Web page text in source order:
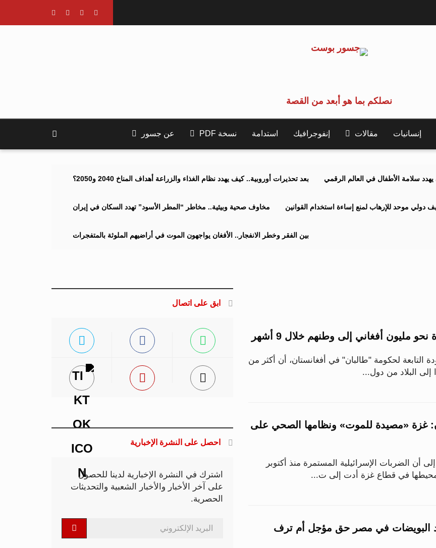
نصلكم بما هو أبعد من القصة
إنسانيات مقالات إنفوجرافيك استدامة نسخة PDF عن جسور
بعد تحذيرات أوروبية.. كيف يهدد نظام الغذاء والزراعة أهداف المناخ 2040 و2050؟ يهدد سلامة الأطفال في العالم الرقمي
مخاوف صحية وبيئية.. مخاطر “المطر الأسود” تهدد السكان في إيران دولي موحد للإرهاب لمنع إساءة استخدام القوانين
بين الفقر وخطر الانفجار.. الأفغان يواجهون الموت في أراضيهم الملوثة بالمتفجرات
مليون أفغاني إلى وطنهم خلال 9 أشهر
التابعة لحكومة "طالبان" في أفغانستان، أن أكثر من
البلاد من دول...
غزة «مصيدة للموت» ونظامها الصحي على
أن الضربات الإسرائيلية المستمرة منذ أكتوبر
تجميد البويضات في مصر حق مؤجل أم ترف
ابق على اتصال
احصل على النشرة الإخبارية
اشترك في النشرة الإخبارية لدينا للحصول
على آخر الأخبار والأخبار الشعبية والتحديثات
الحصرية.